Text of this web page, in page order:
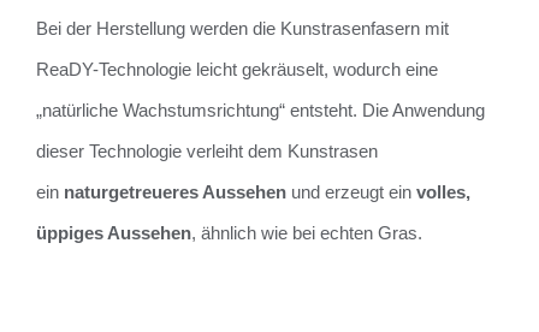
Bei der Herstellung werden die Kunstrasenfasern mit
ReaDY-Technologie leicht gekräuselt, wodurch eine
„natürliche Wachstumsrichtung“ entsteht. Die Anwendung
dieser Technologie verleiht dem Kunstrasen
ein naturgetreueres Aussehenund erzeugt ein volles,
üppiges Aussehen, ähnlich wie bei echten Gras.